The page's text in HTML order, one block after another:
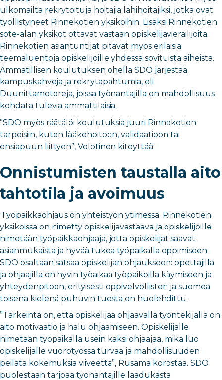
ulkomailta rekrytoituja hoitajia lähihoitajiksi, jotka ovat
työllistyneet Rinnekotien yksiköihin. Lisäksi Rinnekotien
sote-alan yksiköt ottavat vastaan opiskelijavierailijoita.
Rinnekotien asiantuntijat pitävät myös erilaisia
teemaluentoja opiskelijoille yhdessä sovituista aiheista.
Ammatillisen koulutuksen ohella SDO järjestää
kampuskahveja ja rekrytapahtumia, eli
Duunittamotoreja, joissa työnantajilla on mahdollisuus
kohdata tulevia ammattilaisia.
”SDO myös räätälöi koulutuksia juuri Rinnekotien
tarpeisiin, kuten lääkehoitoon, validaatioon tai
ensiapuun liittyen”, Volotinen kiteyttää.
Onnistumisten taustalla aito
tahtotila ja avoimuus
Työpaikkaohjaus on yhteistyön ytimessä. Rinnekotien
yksiköissä on nimetty opiskelijavastaava ja opiskelijoille
nimetään työpaikkaohjaaja, jotta opiskelijat saavat
asianmukaista ja hyvää tukea työpaikalla oppimiseen.
SDO osaltaan satsaa opiskelijan ohjaukseen: opettajilla
ja ohjaajilla on hyvin työaikaa työpaikoilla käymiseen ja
yhteydenpitoon, erityisesti oppivelvollisten ja suomea
toisena kielenä puhuvin tuesta on huolehdittu.
”Tärkeintä on, että opiskelijaa ohjaavalla työntekijällä on
aito motivaatio ja halu ohjaamiseen. Opiskelijalle
nimetään työpaikalla usein kaksi ohjaajaa, mikä luo
opiskelijalle vuorotyössä turvaa ja mahdollisuuden
peilata kokemuksia viiveettä”, Rusama korostaa. SDO
puolestaan tarjoaa työnantajille laadukasta